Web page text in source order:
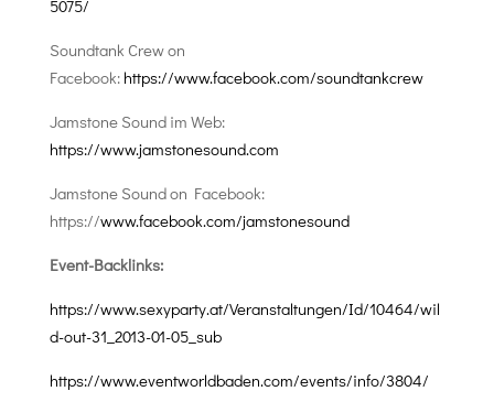
5075/
Soundtank Crew on
Facebook: https://www.facebook.com/soundtankcrew
Jamstone Sound im Web:
https://www.jamstonesound.com
Jamstone Sound on Facebook:
https://www.facebook.com/jamstonesound
Event-Backlinks:
https://www.sexyparty.at/Veranstaltungen/Id/10464/wil
d-out-31_2013-01-05_sub
https://www.eventworldbaden.com/events/info/3804/